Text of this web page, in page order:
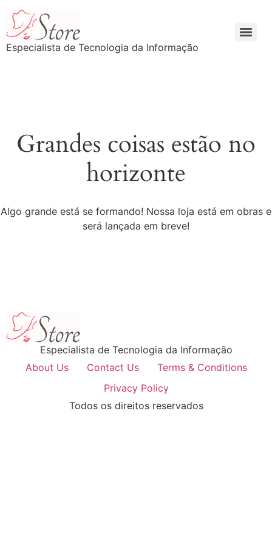
Especialista de Tecnologia da Informação
Grandes coisas estão no
horizonte
Algo grande está se formando! Nossa loja está em obras e
será lançada em breve!
Especialista de Tecnologia da Informação
About Us
Contact Us
Terms & Conditions
Privacy Policy
Todos os direitos reservados